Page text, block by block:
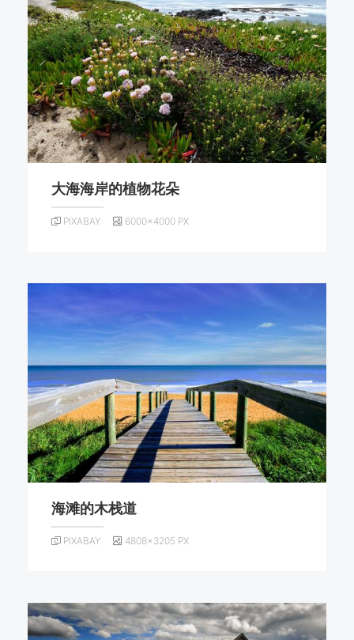
大海海岸的植物花朵
PIXABAY 6000×4000 PX
海滩的木栈道
PIXABAY 4808×3205 PX